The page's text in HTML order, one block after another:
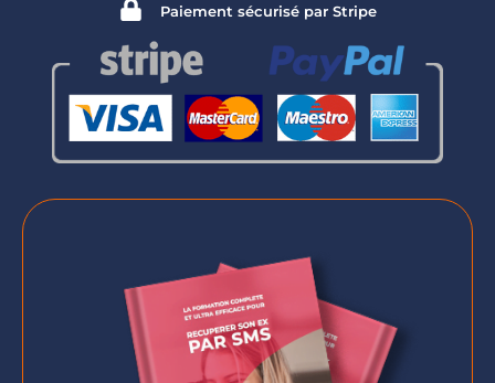
Paiement sécurisé par Stripe